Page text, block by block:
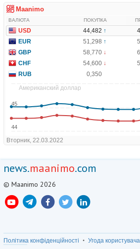
news.maanimo.com
© Maanimo 2026
Політика конфіденційності Угода користувача